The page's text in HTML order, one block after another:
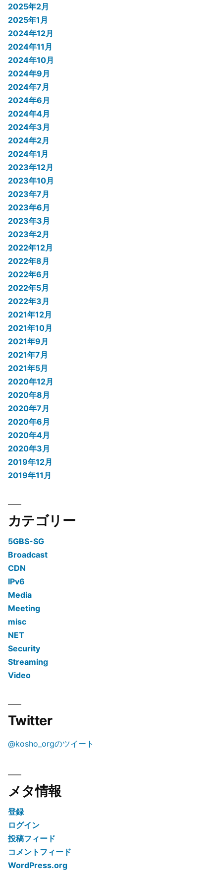
2025年2月
2025年1月
2024年12月
2024年11月
2024年10月
2024年9月
2024年7月
2024年6月
2024年4月
2024年3月
2024年2月
2024年1月
2023年12月
2023年10月
2023年7月
2023年6月
2023年3月
2023年2月
2022年12月
2022年8月
2022年6月
2022年5月
2022年3月
2021年12月
2021年10月
2021年9月
2021年7月
2021年5月
2020年12月
2020年8月
2020年7月
2020年6月
2020年4月
2020年3月
2019年12月
2019年11月
カテゴリー
5GBS-SG
Broadcast
CDN
IPv6
Media
Meeting
misc
NET
Security
Streaming
Video
Twitter
@kosho_orgのツイート
メタ情報
登録
ログイン
投稿フィード
コメントフィード
WordPress.org